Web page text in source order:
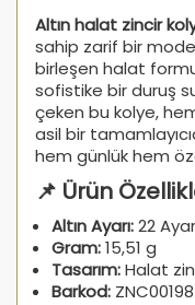
Altın halat zincir
sahip zarif bir
birleşen halat
sofistike bir duruş
çeken bu kolye,
asil bir
hem günlük hem
📌 Ürün
Altın Ayarı:22 Ayar
Gram:15,51 g
Tasarım:Halat
Barkod: ZNC00198